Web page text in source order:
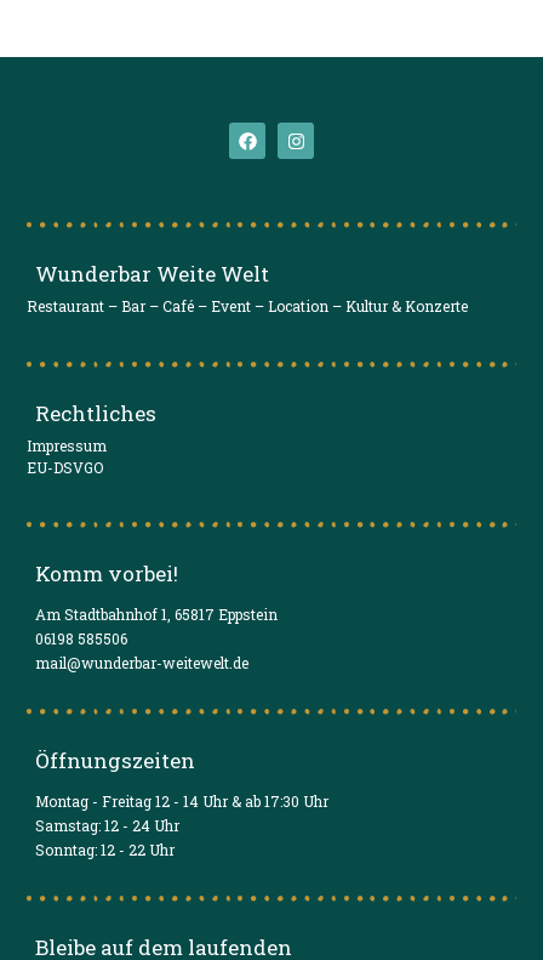
Wunderbar Weite Welt
Restaurant – Bar – Café – Event – Location – Kultur & Konzerte
Rechtliches
Impressum
EU-DSVGO
Komm vorbei!
Am Stadtbahnhof 1, 65817 Eppstein
06198 585506
mail@wunderbar-weitewelt.de
Öffnungszeiten
Montag - Freitag 12 - 14 Uhr & ab 17:30 Uhr
Samstag: 12 - 24 Uhr
Sonntag: 12 - 22 Uhr
Bleibe auf dem laufenden